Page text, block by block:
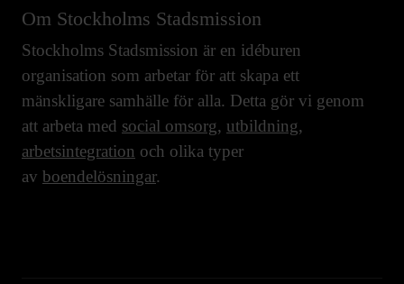
Om Stockholms Stadsmission
Stockholms Stadsmission är en idéburen
organisation som arbetar för att skapa ett
mänskligare samhälle för alla. Detta gör vi genom
att arbeta med social omsorg, utbildning,
arbetsintegration och olika typer
av boendelösningar.